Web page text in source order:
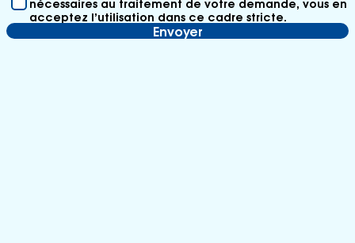
acceptez l’utilisation dans ce cadre stricte.
Envoyer